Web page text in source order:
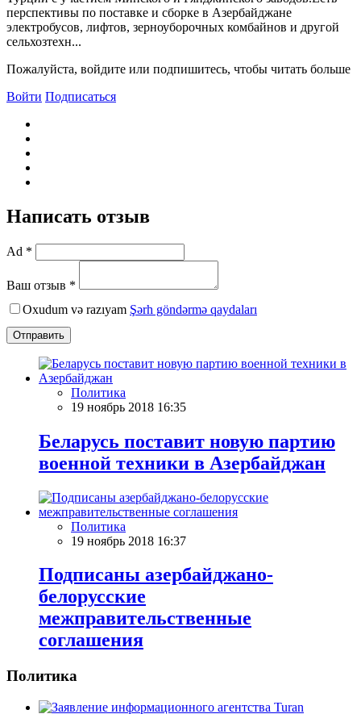
перспективы по поставке и сборке в Азербайджане
электробусов, лифтов, зерноуборочных комбайнов и другой
сельхозтехн...
Пожалуйста, войдите или подпишитесь, чтобы читать больше
Войти Подписаться
Написать отзыв
Ad *
Ваш отзыв *
Oxudum və razıyam Şərh göndərmə qaydaları
Отправить
Политика
19 ноябрь 2018 16:35
Беларусь поставит новую партию
военной техники в Азербайджан
Политика
19 ноябрь 2018 16:37
Подписаны азербайджано-
белорусские
межправительственные
соглашения
Политика